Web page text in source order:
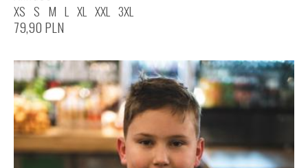
XS S M L XL XXL 3XL
79,90 PLN